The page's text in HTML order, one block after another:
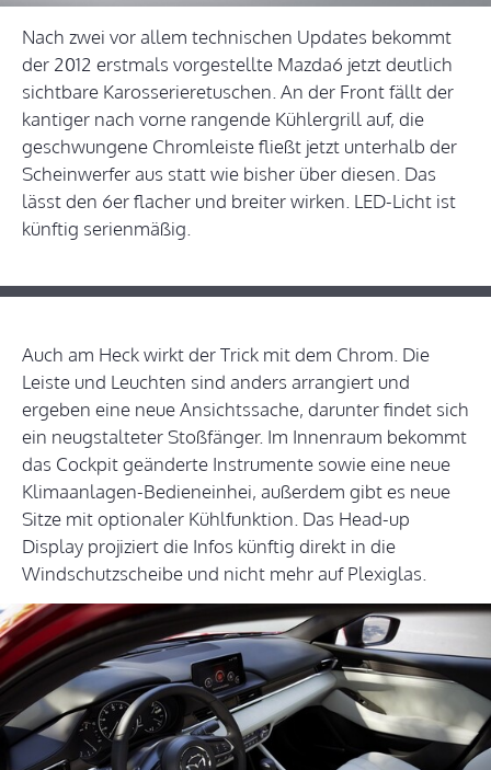
Nach zwei vor allem technischen Updates bekommt
der 2012 erstmals vorgestellte Mazda6 jetzt deutlich
sichtbare Karosserieretuschen. An der Front fällt der
kantiger nach vorne rangende Kühlergrill auf, die
geschwungene Chromleiste fließt jetzt unterhalb der
Scheinwerfer aus statt wie bisher über diesen. Das
lässt den 6er flacher und breiter wirken. LED-Licht ist
künftig serienmäßig.
Auch am Heck wirkt der Trick mit dem Chrom. Die
Leiste und Leuchten sind anders arrangiert und
ergeben eine neue Ansichtssache, darunter findet sich
ein neugstalteter Stoßfänger. Im Innenraum bekommt
das Cockpit geänderte Instrumente sowie eine neue
Klimaanlagen-Bedieneinhei, außerdem gibt es neue
Sitze mit optionaler Kühlfunktion. Das Head-up
Display projiziert die Infos künftig direkt in die
Windschutzscheibe und nicht mehr auf Plexiglas.